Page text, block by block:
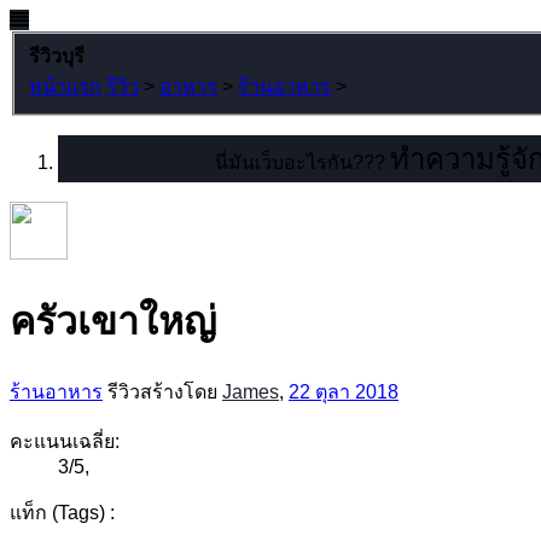
รีวิวบุรี
หน้าแรก รีวิว > อาหาร > ร้านอาหาร >
นี่มันเว็บอะไรกัน??? ทำความรู้จั
ครัวเขาใหญ่
ร้านอาหาร รีวิวสร้างโดย James, 22 ตุลา 2018
คะแนนเฉลี่ย:
3/5,
แท็ก (Tags) :